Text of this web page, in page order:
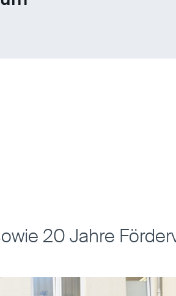
20 Jahre